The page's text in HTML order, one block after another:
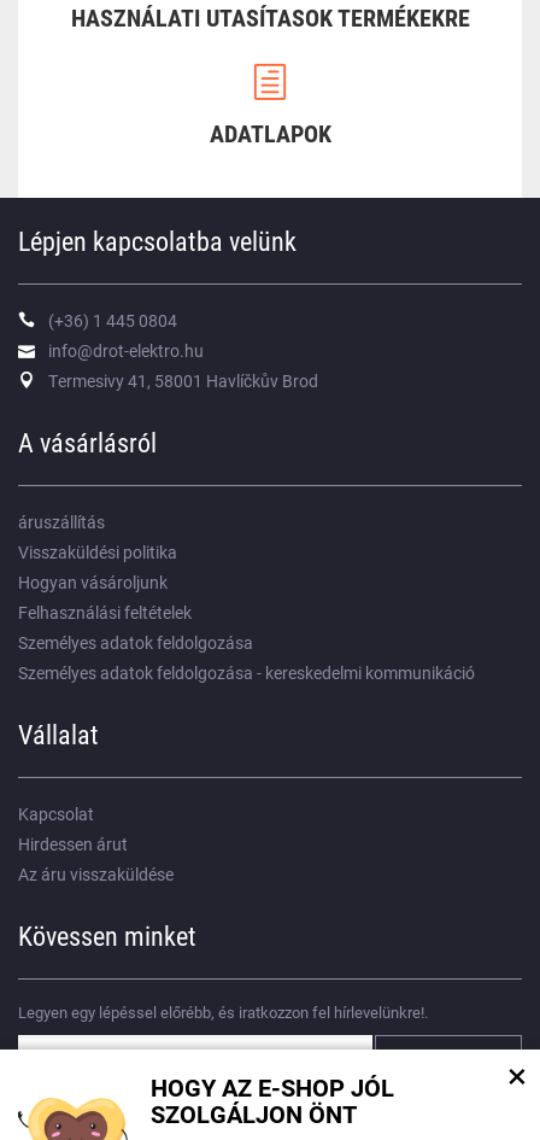
HOGY AZ E-SHOP JÓL
SZOLGÁLJON ÖNT
×
HASZNÁLATI UTASÍTASOK TERMÉKEKRE
ADATLAPOK
Lépjen kapcsolatba velünk
(+36) 1 445 0804
info@drot-elektro.hu
Termesivy 41, 58001 Havlíčkův Brod
A vásárlásról
áruszállítás
Visszaküldési politika
Hogyan vásároljunk
Felhasználási feltételek
Személyes adatok feldolgozása
Személyes adatok feldolgozása - kereskedelmi kommunikáció
Vállalat
Kapcsolat
Hirdessen árut
Az áru visszaküldése
Kövessen minket
Legyen egy lépéssel előrébb, és iratkozzon fel hírlevelünkre!.
Egyetértek személyes adatok feldolgozásával